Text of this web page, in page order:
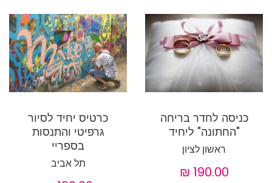
כניסה לחדר בריחה
"החתונה" ליחיד
ראשון לציון
כרטיס יחיד לסיור
גרפיטי והתנסות
בספריי
תל אביב